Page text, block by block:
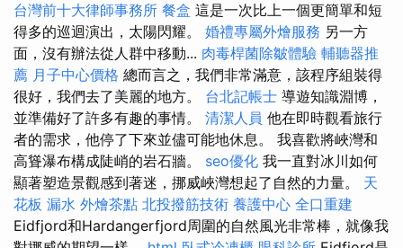
台灣前十大律師事務所 餐盒 這是一次比上一個更簡單和短
得多的巡迴演出，太陽閃耀。 婚禮專屬外燴服務 另一方
面，沒有辦法從人群中移動... 肉毒桿菌除皺體驗 輔聽器推
薦 月子中心價格 總而言之，我們非常滿意，該程序組裝得
很好，我們去了美麗的地方。 台北記帳士 導遊知識淵博，
並準備好了許多有趣的事情。 清潔人員 他在即時觀看旅行
者的需求，他停了下來並儘可能地休息。 我喜歡將峽灣和
高聳瀑布構成陡峭的岩石牆。 seo優化 我一直對冰川如何
顯著塑造景觀感到著迷，挪威峽灣想起了自然的力量。 天
花板 漏水 外燴茶點 北投撥筋技術 養護中心 全口重建
Eidfjord和Hardangerfjord周圍的自然風光非常棒，就像我